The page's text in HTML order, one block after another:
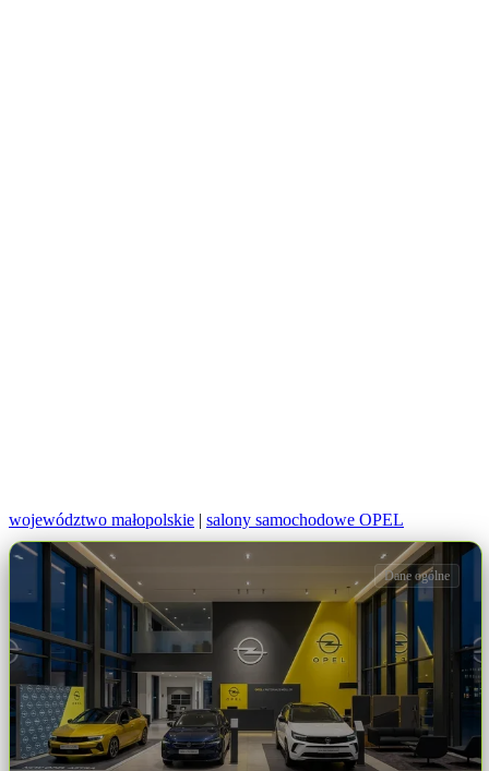
województwo małopolskie | salony samochodowe OPEL
Dane ogólne